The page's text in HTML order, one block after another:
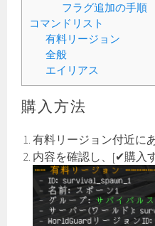
フラグ追加の手順
コマンドリスト
有料リージョン
全般
エイリアス
購入方法
有料リージョン付近に
内容を確認し、[✔購入